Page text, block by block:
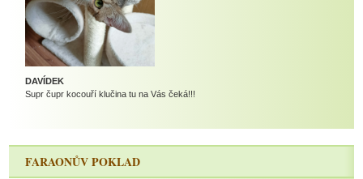
DAVÍDEK
Supr čupr kocouří klučina tu na Vás čeká!!!
FARAONŮV POKLAD